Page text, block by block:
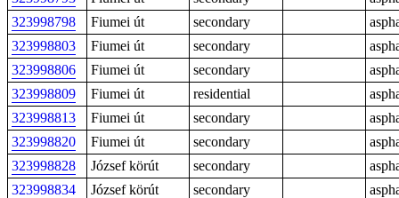
323998798
Fiumei út secondary
323998803
Fiumei út secondary
323998806
Fiumei út secondary
323998809
Fiumei út residential
323998813
Fiumei út secondary
323998820
Fiumei út secondary
323998828
József körút secondary
323998834
József körút secondary